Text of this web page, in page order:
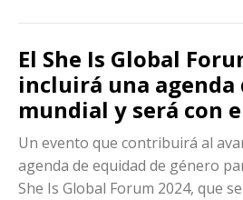
El She Is Global
incluirá una agenda
mundial y será con
Un evento que contribuirá al
agenda de equidad de género
She Is Global Forum 2024, que